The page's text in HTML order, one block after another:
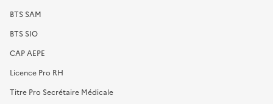
BTS SAM
BTS SIO
CAP AEPE
Licence Pro RH
Titre Pro Secrétaire Médicale